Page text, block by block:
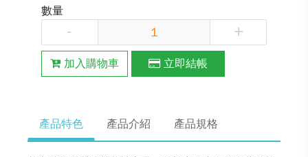
數量
- +
加入購物車 立即結帳
產品特色 產品介紹 產品規格